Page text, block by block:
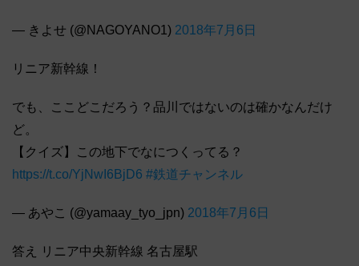
— きよせ (@NAGOYANO1) 2018年7月6日
リニア新幹線！
でも、ここどこだろう？品川ではないのは確かなんだけ
ど。
【クイズ】この地下でなにつくってる？
https://t.co/YjNwI6BjD6 #鉄道チャンネル
— あやこ (@yamaay_tyo_jpn) 2018年7月6日
答え リニア中央新幹線 名古屋駅